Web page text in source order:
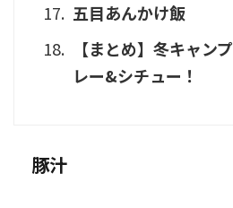
五目あんかけ飯
【まとめ】冬キャン
レー&シチュー！
豚汁